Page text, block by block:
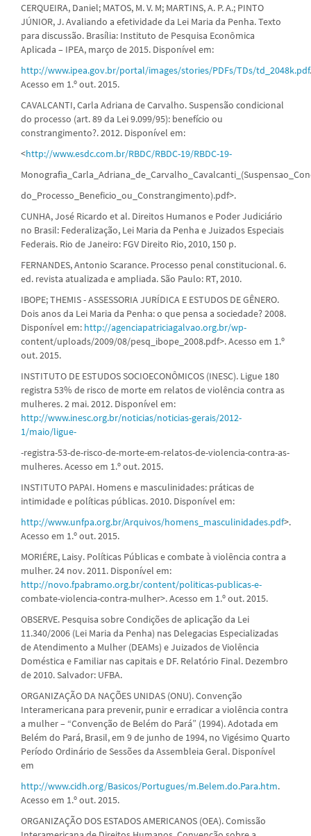
CERQUEIRA, Daniel; MATOS, M. V. M; MARTINS, A. P. A.; PINTO
JÚNIOR, J. Avaliando a efetividade da Lei Maria da Penha. Texto
para discussão. Brasília: Instituto de Pesquisa Econômica
Aplicada – IPEA, março de 2015. Disponível em:
http://www.ipea.gov.br/portal/images/stories/PDFs/TDs/td_2048k.pdf.
Acesso em 1.º out. 2015.
CAVALCANTI, Carla Adriana de Carvalho. Suspensão condicional
do processo (art. 89 da Lei 9.099/95): benefício ou
constrangimento?. 2012. Disponível em:
<http://www.esdc.com.br/RBDC/RBDC-19/RBDC-19-
do_Processo_Beneficio_ou_Constrangimento).pdf>.
CUNHA, José Ricardo et al. Direitos Humanos e Poder Judiciário
no Brasil: Federalização, Lei Maria da Penha e Juizados Especiais
Federais. Rio de Janeiro: FGV Direito Rio, 2010, 150 p.
FERNANDES, Antonio Scarance. Processo penal constitucional. 6.
ed. revista atualizada e ampliada. São Paulo: RT, 2010.
IBOPE; THEMIS - ASSESSORIA JURÍDICA E ESTUDOS DE GÊNERO.
Dois anos da Lei Maria da Penha: o que pensa a sociedade? 2008.
Disponível em: http://agenciapatriciagalvao.org.br/wp-
content/uploads/2009/08/pesq_ibope_2008.pdf>. Acesso em 1.º
out. 2015.
INSTITUTO DE ESTUDOS SOCIOECONÔMICOS (INESC). Ligue 180
registra 53% de risco de morte em relatos de violência contra as
mulheres. 2 mai. 2012. Disponível em:
http://www.inesc.org.br/noticias/noticias-gerais/2012-
1/maio/ligue-
-registra-53-de-risco-de-morte-em-relatos-de-violencia-contra-as-
mulheres. Acesso em 1.º out. 2015.
INSTITUTO PAPAI. Homens e masculinidades: práticas de
intimidade e políticas públicas. 2010. Disponível em:
http://www.unfpa.org.br/Arquivos/homens_masculinidades.pdf>.
Acesso em 1.º out. 2015.
MORIÉRE, Laisy. Políticas Públicas e combate à violência contra a
mulher. 24 nov. 2011. Disponível em:
http://novo.fpabramo.org.br/content/politicas-publicas-e-
combate-violencia-contra-mulher>. Acesso em 1.º out. 2015.
OBSERVE. Pesquisa sobre Condições de aplicação da Lei
11.340/2006 (Lei Maria da Penha) nas Delegacias Especializadas
de Atendimento a Mulher (DEAMs) e Juizados de Violência
Doméstica e Familiar nas capitais e DF. Relatório Final. Dezembro
de 2010. Salvador: UFBA.
ORGANIZAÇÃO DA NAÇÕES UNIDAS (ONU). Convenção
Interamericana para prevenir, punir e erradicar a violência contra
a mulher – “Convenção de Belém do Pará” (1994). Adotada em
Belém do Pará, Brasil, em 9 de junho de 1994, no Vigésimo Quarto
Período Ordinário de Sessões da Assembleia Geral. Disponível
em
http://www.cidh.org/Basicos/Portugues/m.Belem.do.Para.htm.
Acesso em 1.º out. 2015.
ORGANIZAÇÃO DOS ESTADOS AMERICANOS (OEA). Comissão